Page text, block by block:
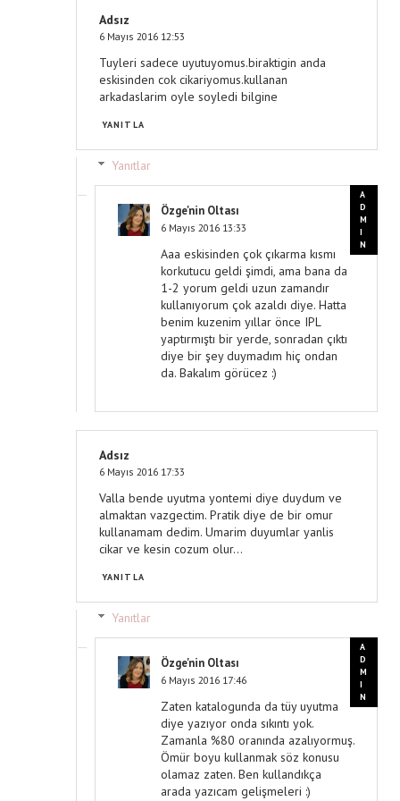
Adsız
6 Mayıs 2016 12:53
Tuyleri sadece uyutuyomus.biraktigin anda
eskisinden cok cikariyomus.kullanan
arkadaslarim oyle soyledi bilgine
YANITLA
Yanıtlar
Özge'nin Oltası
6 Mayıs 2016 13:33
Aaa eskisinden çok çıkarma kısmı
korkutucu geldi şimdi, ama bana da
1-2 yorum geldi uzun zamandır
kullanıyorum çok azaldı diye. Hatta
benim kuzenim yıllar önce IPL
yaptırmıştı bir yerde, sonradan çıktı
diye bir şey duymadım hiç ondan
da. Bakalım görücez :)
Adsız
6 Mayıs 2016 17:33
Valla bende uyutma yontemi diye duydum ve
almaktan vazgectim. Pratik diye de bir omur
kullanamam dedim. Umarim duyumlar yanlis
cikar ve kesin cozum olur...
YANITLA
Yanıtlar
Özge'nin Oltası
6 Mayıs 2016 17:46
Zaten katalogunda da tüy uyutma
diye yazıyor onda sıkıntı yok.
Zamanla %80 oranında azalıyormuş.
Ömür boyu kullanmak söz konusu
olamaz zaten. Ben kullandıkça
arada yazıcam gelişmeleri :)